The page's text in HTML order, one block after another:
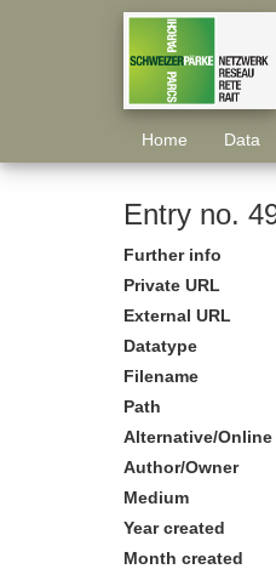
Home Data
Entry no.
Further info
Private URL
External URL
Datatype
Filename
Path
Alternative/Online
Author/Owner
Medium
Year created
Month created